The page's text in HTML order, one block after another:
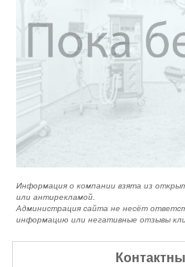
Информация о компании взята из
или антирекламой.
Администрация сайта не несёт
информацию или негативные отзывы